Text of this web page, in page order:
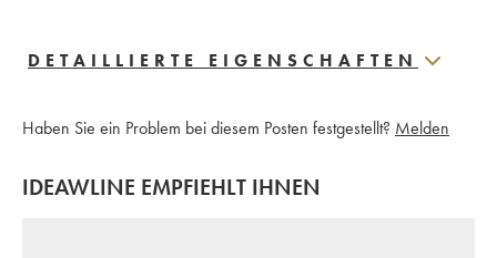
DETAILLIERTE EIGENSCHAFTEN
Haben Sie ein Problem bei diesem Posten festgestellt? Melden
IDEAWLINE EMPFIEHLT IHNEN